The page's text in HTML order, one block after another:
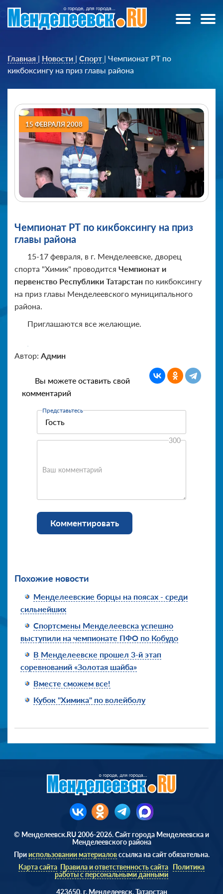
Главная | Новости | Спорт | Чемпионат РТ по
кикбоксингу на приз главы района
15 ФЕВРАЛЯ 2008
Чемпионат РТ по кикбоксингу на приз
главы района
15-17 февраля, в г. Менделеевске, дворец
спорта "Химик" проводится Чемпионат и
первенство Республики Татарстан по кикбоксингу
на приз главы Менделеевского муниципального
района.
Приглашаются все желающие.
Автор: Админ
Вы можете оставить свой
комментарий
Представьтесь
Ваш комментарий
300
Комментировать
Похожие новости
Менделеевские борцы на поясах - среди
сильнейших
Спортсмены Менделеевска успешно
выступили на чемпионате ПФО по Кобудо
В Менделеевске прошел 3-й этап
соревнований «Золотая шайба»
Вместе сможем все!
Кубок "Химика" по волейболу
© Менделеевск.RU 2006-2026. Сайт города Менделеевска и
Менделеевского района
Прииспользовании материаловссылка на сайт обязательна.
Карта сайта Правила и ответственность сайта Политика
работы с персональными данными
423650, г. Менделеевск, Татарстан